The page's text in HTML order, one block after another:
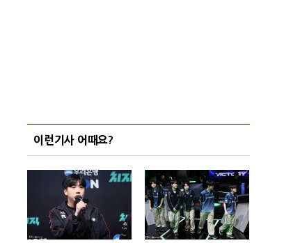
이런기사 어때요?